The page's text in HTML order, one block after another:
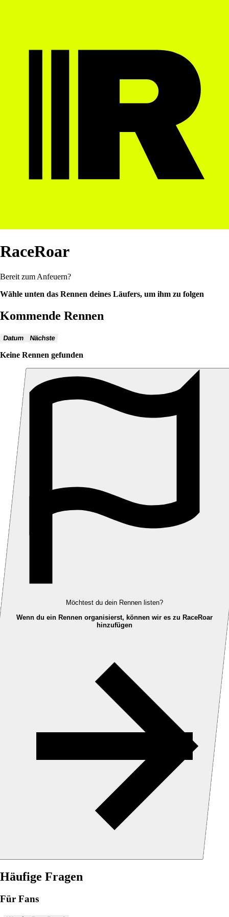
RaceRoar
Bereit zum Anfeuern?
Wähle unten das Rennen deines Läufers, um ihm zu folgen
Kommende Rennen
Datum Nächste
Keine Rennen gefunden
Möchtest du dein Rennen listen?
Wenn du ein Rennen organisierst, können wir es zu RaceRoar
hinzufügen
Häufige Fragen
Für Fans